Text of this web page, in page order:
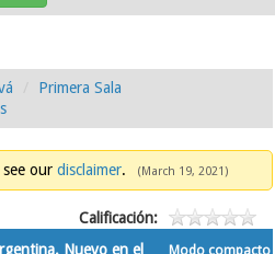
Primera Sala
our disclaimer. (March 19, 2021)
Calificación:
Nuevo en el